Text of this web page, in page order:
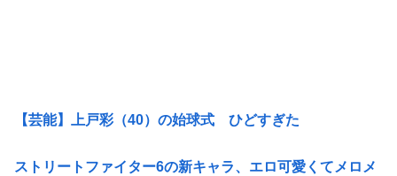
【芸能】上戸彩（40）の始球式 ひどすぎた
ストリートファイター6の新キャラ、エロ可愛くてメロメ